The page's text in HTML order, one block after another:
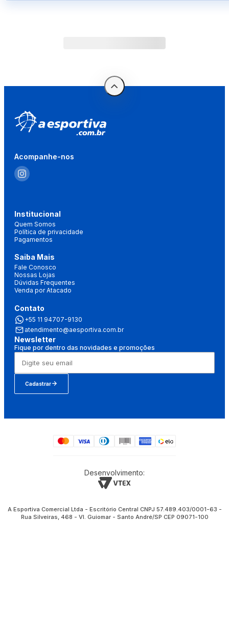
Acompanhe-nos
Institucional
Quem Somos
Política de privacidade
Pagamentos
Saiba Mais
Fale Conosco
Nossas Lojas
Dúvidas Frequentes
Venda por Atacado
Contato
+55 11 94707-9130
atendimento@aesportiva.com.br
Newsletter
Fique por dentro das novidades e promoções
Cadastrar
Desenvolvimento:
A Esportiva Comercial Ltda - Escritório Central CNPJ 57.489.403/0001-63 -
Rua Silveiras, 468 - Vl. Guiomar - Santo André/SP CEP 09071-100